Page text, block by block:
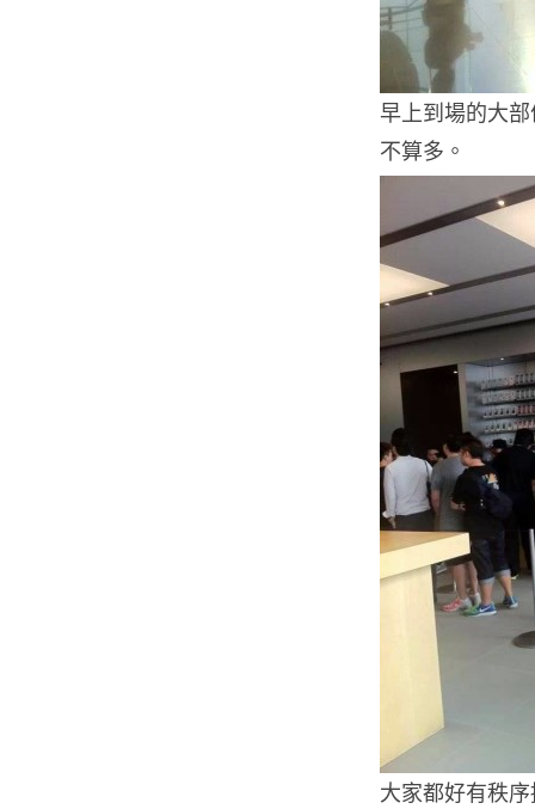
早上到場的大
不算多。
大家都好有秩